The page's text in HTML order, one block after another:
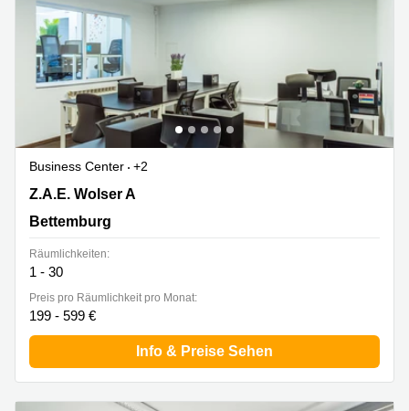
Business Center
+2
144 Z.A.E. Wolser A, Bettemburg
Z.A.E. Wolser A
Bettemburg
Räumlichkeiten:
1 - 30
Preis pro Räumlichkeit pro Monat:
199 - 599 €
Info & Preise Sehen